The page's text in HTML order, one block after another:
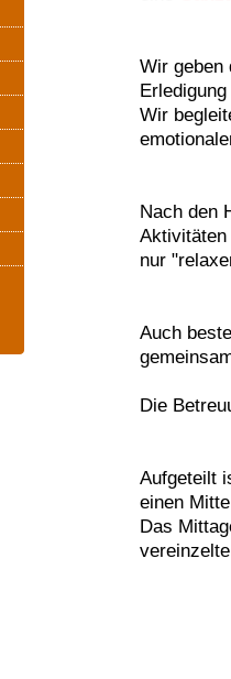
Wir geben
Wir
Nach den
Aktivitäten
nur
Auch
Die
Aufgeteilt
einen
Das